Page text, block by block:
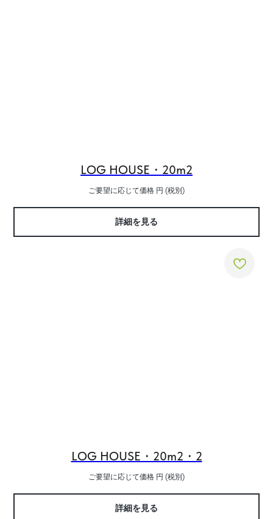
LOG HOUSE・20m2
ご要望に応じて価格 円 (税別)
詳細を見る
LOG HOUSE・20m2・2
ご要望に応じて価格 円 (税別)
詳細を見る